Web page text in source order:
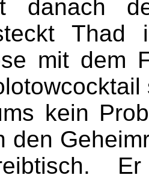
danach
Thad
mit dem
kein
den